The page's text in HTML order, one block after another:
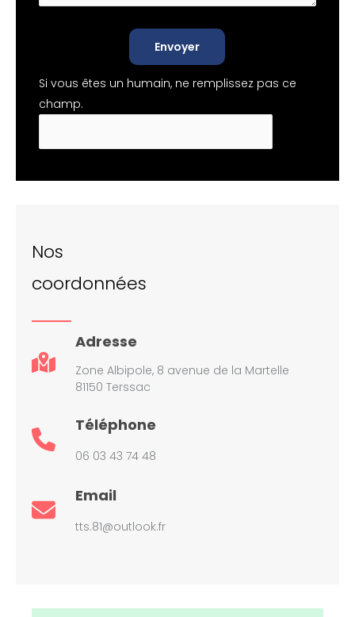
Envoyer
Si vous êtes un humain, ne remplissez pas ce
champ.
Nos
coordonnées
Adresse
Zone Albipole, 8 avenue de la Martelle
81150 Terssac
Téléphone
06 03 43 74 48
Email
tts.81@outlook.fr